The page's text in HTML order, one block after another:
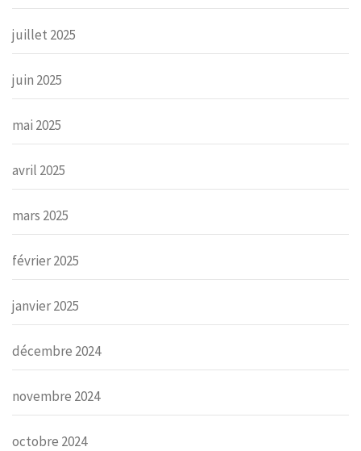
juillet 2025
juin 2025
mai 2025
avril 2025
mars 2025
février 2025
janvier 2025
décembre 2024
novembre 2024
octobre 2024